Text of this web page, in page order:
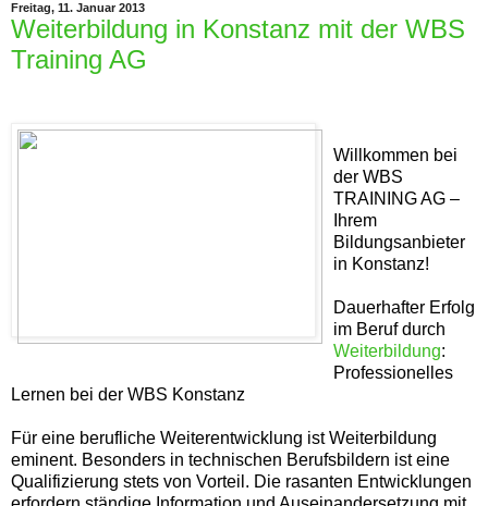
Freitag, 11. Januar 2013
Weiterbildung in Konstanz mit der WBS
Training AG
Willkommen bei
der WBS
TRAINING AG –
Ihrem
Bildungsanbieter
in Konstanz!
Dauerhafter Erfolg
im Beruf durch
Weiterbildung:
Professionelles
Lernen bei der WBS Konstanz
Für eine berufliche Weiterentwicklung ist Weiterbildung
eminent. Besonders in technischen Berufsbildern ist eine
Qualifizierung stets von Vorteil. Die rasanten Entwicklungen